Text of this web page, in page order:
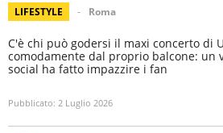
LIFESTYLE Roma
C'è chi può godersi il maxi concerto di
comodamente dal proprio balcone: un
social ha fatto impazzire i fan
Pubblicato: 2 Luglio 2026